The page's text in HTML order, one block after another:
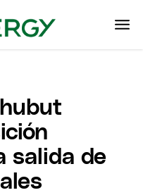
salida de